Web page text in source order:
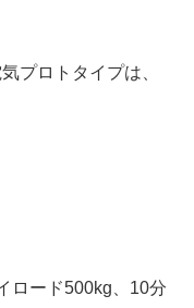
プロトタイプは、
ロード500kg、 10分